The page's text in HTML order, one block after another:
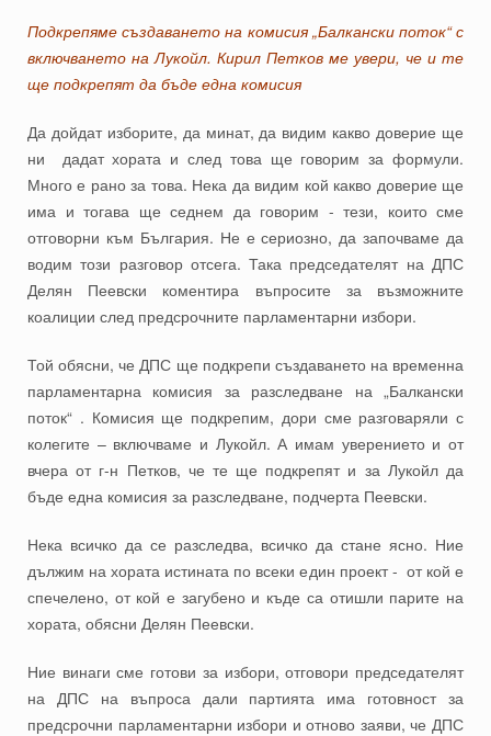
Подкрепяме създаването на комисия „Балкански поток“ с
включването на Лукойл. Кирил Петков ме увери, че и те
ще подкрепят да бъде една комисия
Да дойдат изборите, да минат, да видим какво доверие ще
ни дадат хората и след това ще говорим за формули.
Много е рано за това. Нека да видим кой какво доверие ще
има и тогава ще седнем да говорим - тези, които сме
отговорни към България. Не е сериозно, да започваме да
водим този разговор отсега. Така председателят на ДПС
Делян Пеевски коментира въпросите за възможните
коалиции след предсрочните парламентарни избори.
Той обясни, че ДПС ще подкрепи създаването на временна
парламентарна комисия за разследване на „Балкански
поток“ . Комисия ще подкрепим, дори сме разговаряли с
колегите – включваме и Лукойл. А имам уверението и от
вчера от г-н Петков, че те ще подкрепят и за Лукойл да
бъде една комисия за разследване, подчерта Пеевски.
Нека всичко да се разследва, всичко да стане ясно. Ние
дължим на хората истината по всеки един проект - от кой е
спечелено, от кой е загубено и къде са отишли парите на
хората, обясни Делян Пеевски.
Ние винаги сме готови за избори, отговори председателят
на ДПС на въпроса дали партията има готовност за
предсрочни парламентарни избори и отново заяви, че ДПС